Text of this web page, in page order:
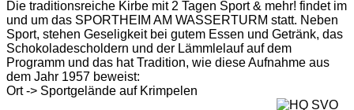
Die traditionsreiche Kirbe mit 2 Tagen Sport & mehr! findet im
und um das SPORTHEIM AM WASSERTURM statt. Neben
Sport, stehen Geseligkeit bei gutem Essen und Getränk, das
Schokoladescholdern und der Lämmlelauf auf dem
Programm und das hat Tradition, wie diese Aufnahme aus
dem Jahr 1957 beweist:
Ort -> Sportgelände auf Krimpelen